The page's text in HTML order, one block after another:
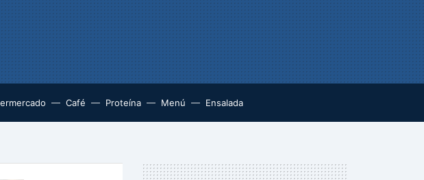
Café Proteína Menú Ensalada